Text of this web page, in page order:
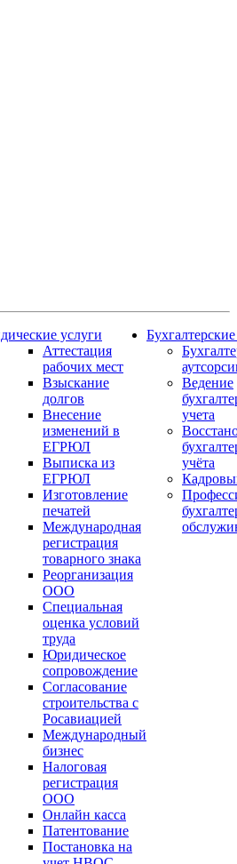
услуги
Аттестация
рабочих мест
Взыскание
долгов
Внесение
изменений в
ЕГРЮЛ
Выписка из
ЕГРЮЛ
Изготовление
печатей
Международная
регистрация
товарного знака
Реорганизация
ООО
Специальная
оценка условий
труда
Юридическое
сопровождение
Согласование
строительства с
Росавиацией
Международный
бизнес
Налоговая
регистрация
ООО
Онлайн касса
Патентование
Постановка на
Ведение
учета
учёта